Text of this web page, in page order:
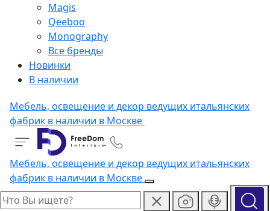
Magis
Qeeboo
Monography
Все бренды
Новинки
В наличии
Мебель, освещение и декор ведущих итальянских
фабрик в наличии в Москве
Мебель, освещение и декор ведущих итальянских
фабрик в наличии в Москве